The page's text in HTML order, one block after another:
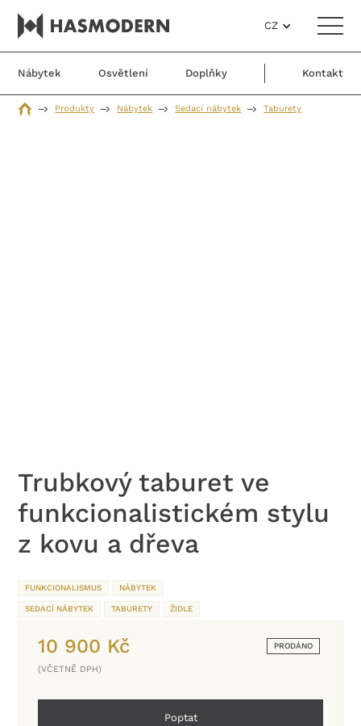
CZ
Nábytek Osvětlení Doplňky Kontakt
Produkty Nábytek Sedací nábytek Taburety
Trubkový taburet ve
funkcionalistickém stylu
z kovu a dřeva
FUNKCIONALISMUS NÁBYTEK
SEDACÍ NÁBYTEK TABURETY ŽIDLE
PRODÁNO
10 900 Kč
(VČETNĚ DPH)
Poptat